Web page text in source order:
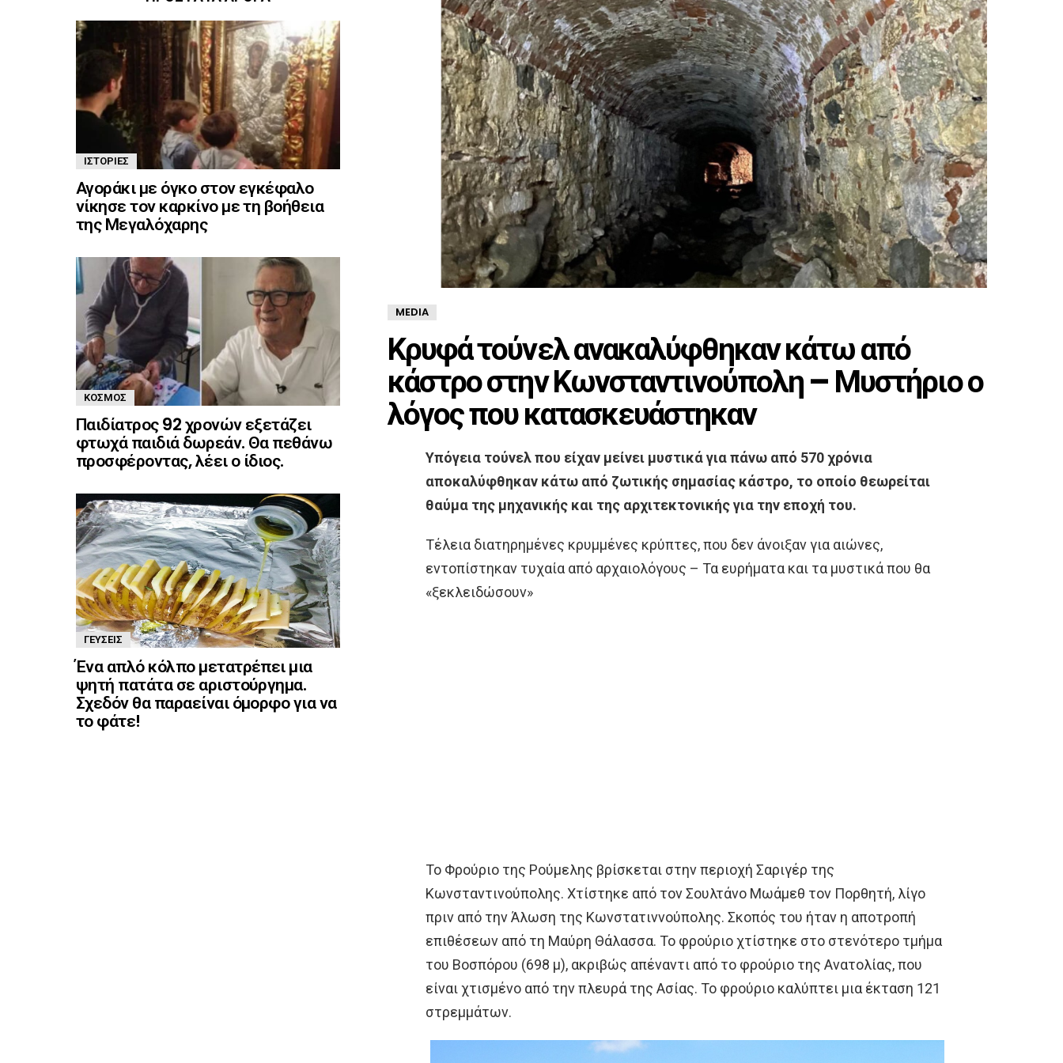
MEDIA
Κρυφά τούνελ ανακαλύφθηκαν κάτω από
κάστρο στην Κωνσταντινούπολη – Μυστήριο ο
λόγος που κατασκευάστηκαν
Υπόγεια τούνελ που είχαν μείνει μυστικά για πάνω από 570 χρόνια
αποκαλύφθηκαν κάτω από ζωτικής σημασίας κάστρο, το οποίο θεωρείται
θαύμα της μηχανικής και της αρχιτεκτονικής για την εποχή του.
Τέλεια διατηρημένες κρυμμένες κρύπτες, που δεν άνοιξαν για αιώνες,
εντοπίστηκαν τυχαία από αρχαιολόγους – Τα ευρήματα και τα μυστικά που θα
«ξεκλειδώσουν»
Το Φρούριο της Ρούμελης βρίσκεται στην περιοχή Σαριγέρ της
Κωνσταντινούπολης. Χτίστηκε από τον Σουλτάνο Μωάμεθ τον Πορθητή, λίγο
πριν από την Άλωση της Κωνστατιννούπολης. Σκοπός του ήταν η αποτροπή
επιθέσεων από τη Μαύρη Θάλασσα. Το φρούριο χτίστηκε στο στενότερο τμήμα
του Βοσπόρου (698 μ), ακριβώς απέναντι από το φρούριο της Ανατολίας, που
είναι χτισμένο από την πλευρά της Ασίας. Το φρούριο καλύπτει μια έκταση 121
στρεμμάτων.
ΙΣΤΟΡΊΕΣ
Αγοράκι με όγκο στον εγκέφαλο
νίκησε τον καρκίνο με τη βοήθεια
της Μεγαλόχαρης
ΚΌΣΜΟΣ
Παιδίατρος 92 χρονών εξετάζει
φτωχά παιδιά δωρεάν. Θα πεθάνω
προσφέροντας, λέει ο ίδιος.
ΓΕΎΣΕΙΣ
Ένα απλό κόλπο μετατρέπει μια
ψητή πατάτα σε αριστούργημα.
Σχεδόν θα παραείναι όμορφο για να
το φάτε!